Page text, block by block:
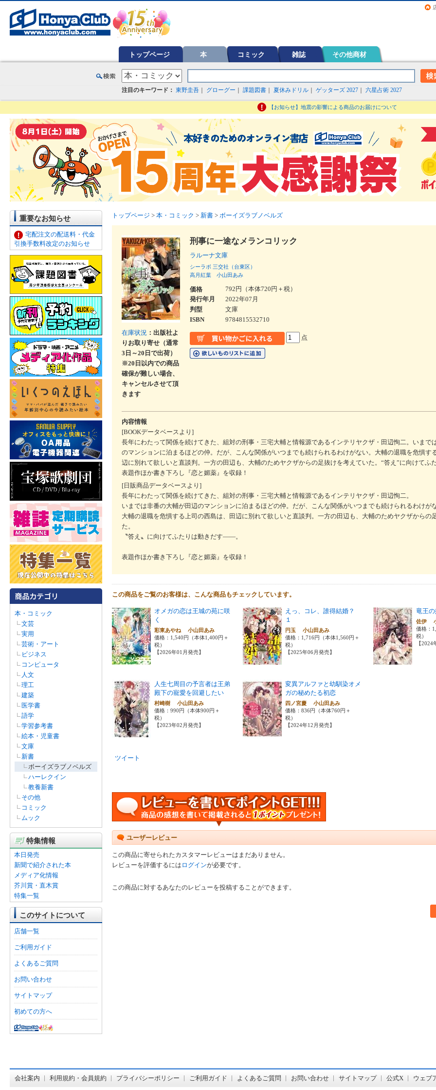
トップページ 本 コミック 雑誌 その他商材
注目のキーワード： 東野圭吾 グローグー 課題図書 夏休みドリル ゲッターズ 2027 六星占術 2027
【お知らせ】地震の影響による商品のお届けについて
重要なお知らせ
宅配注文の配送料・代金
引換手数料改定のお知らせ
本・コミック
文芸
実用
芸術・アート
ビジネス
コンピュータ
人文
理工
建築
医学書
語学
学習参考書
絵本・児童書
文庫
新書
ボーイズラブノベルズ
ハーレクイン
教養新書
その他
コミック
ムック
特集情報
本日発売
新聞で紹介された本
メディア化情報
芥川賞・直木賞
特集一覧
このサイトについて
店舗一覧
ご利用ガイド
よくあるご質問
お問い合わせ
サイトマップ
初めての方へ
トップページ > 本・コミック > 新書 > ボーイズラブノベルズ
在庫状況 ：出版社よ
りお取り寄せ（通常
3日～20日で出荷）
※20日以内での商品
確保が難しい場合、
キャンセルさせて頂
きます
刑事に一途なメランコリック
ラルーナ文庫
シーラボ 三交社（台東区）
高月紅葉
小山田あみ
価格
792円（本体720円＋税）
発行年月
2022年07月
判型
文庫
ISBN
9784815532710
点
内容情報
[BOOKデータベースより]
長年にわたって関係を続けてきた、組対の刑事・三宅大輔と情報源であるインテリヤクザ・田辺恂二。いまで
のマンションに泊まるほどの仲。だが、こんな関係がいつまでも続けられるわけがない。大輔の退職を危惧す
辺に別れて欲しいと直談判。一方の田辺も、大輔のためヤクザからの足抜けを考えていた。“答え”に向けてふ
表題作ほか書き下ろし『恋と媚薬』を収録！
[日販商品データベースより]
長年にわたって関係を続けてきた、組対の刑事・三宅大輔と情報源であるインテリヤクザ・田辺恂二。
いまでは非番の大輔が田辺のマンションに泊まるほどの仲。だが、こんな関係がいつまでも続けられるわけがな
大輔の退職を危惧する上司の西島は、田辺に別れて欲しいと直談判。一方の田辺も、大輔のためヤクザからの
た。
〝答え〟に向けてふたりは動きだす――。
表題作ほか書き下ろし『恋と媚薬』を収録！
この商品をご覧のお客様は、こんな商品もチェックしています。
オメガの恋は王城の苑に咲
く
彩東あやね 小山田あみ
価格：1,540円（本体1,400円＋
税）
【2026年01月発売】
えっ、コレ、誰得結婚？
１
円玉 小山田あみ
価格：1,716円（本体1,560円＋
税）
【2025年06月発売】
竜王
佐伊
価格：
税）
【2024
人生七周目の予言者は王弟
殿下の寵愛を回避したい
村崎樹 小山田あみ
価格：990円（本体900円＋
税）
【2023年02月発売】
変異アルファと幼馴染オメ
ガの秘めたる初恋
四ノ宮慶 小山田あみ
価格：836円（本体760円＋
税）
【2024年12月発売】
ツイート
ユーザーレビュー
この商品に寄せられたカスタマーレビューはまだありません。
レビューを評価するには ログインが必要です。
この商品に対するあなたのレビューを投稿することができます。
会社案内 利用規約・会員規約 プライバシーポリシー ご利用ガイド よくあるご質問 お問い合わせ サイトマップ 公式X ウェブ